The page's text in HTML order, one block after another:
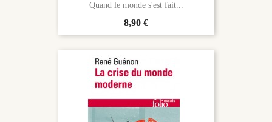
Quand le monde s'est fait...
Prix
8,90 €